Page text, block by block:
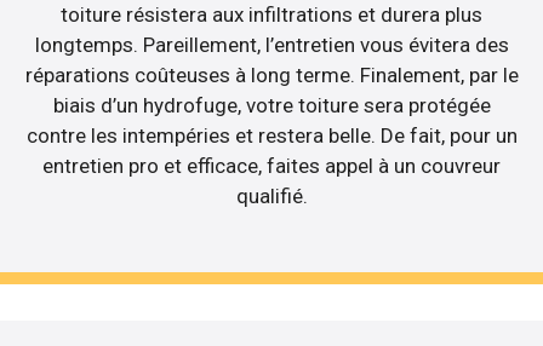
toiture résistera aux infiltrations et durera plus
longtemps. Pareillement, l’entretien vous évitera des
réparations coûteuses à long terme. Finalement, par le
biais d’un hydrofuge, votre toiture sera protégée
contre les intempéries et restera belle. De fait, pour un
entretien pro et efficace, faites appel à un couvreur
qualifié.